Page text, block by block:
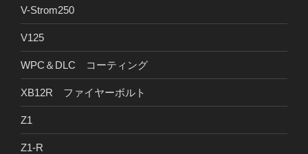
V-Strom250
V125
WPC＆DLC コーティング
XB12R ファイヤーボルト
Z1
Z1-R